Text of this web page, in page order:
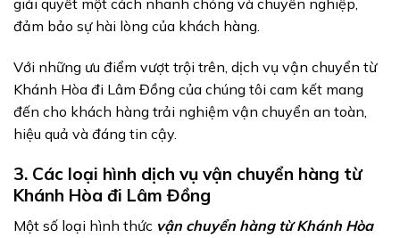
đảm bảo sự hài lòng của khách hàng.
Với những ưu điểm vượt trội trên, dịch vụ vận chuyển từ
Khánh Hòa đi Lâm Đồng của chúng tôi cam kết mang
đến cho khách hàng trải nghiệm vận chuyển an toàn,
hiệu quả và đáng tin cậy.
3. Các loại hình dịch vụ vận chuyển hàng từ
Khánh Hòa đi Lâm Đồng
Một số loại hình thức vận chuyển hàng từ Khánh Hòa